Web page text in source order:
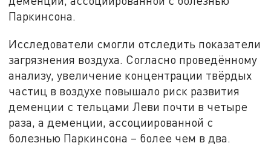
Паркинсона.
Исследователи смогли отследить показатели
загрязнения воздуха. Согласно проведённому
анализу, увеличение концентрации твёрдых
частиц в воздухе повышало риск развития
деменции с тельцами Леви почти в четыре
раза, а деменции, ассоциированной с
болезнью Паркинсона – более чем в два.